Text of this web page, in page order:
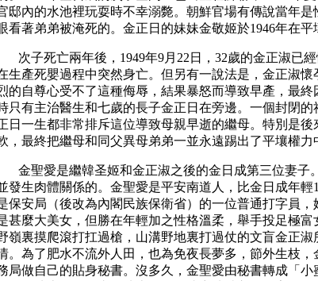
邸內的水池裡玩耍時不幸溺斃。朝鮮官場有傳說當年
看著弟弟被淹死的。金正日的妹妹金敬姬於1946年在平
次子死亡兩年後，1949年9月22日，32歲的金正淑已
生產死嬰過程中突然身亡。但另有一說法是，金正淑
的自尊心受不了這種侮辱，結果暴怒而導致早產，最
只有主治醫生和七歲的長子金正日在旁邊。一個封閉
日一生都非常排斥這位導致母親早逝的繼母。特別是
，最終把繼母和同父異母弟弟一並永遠踢出了平壤權力
金聖愛是繼韓圣姬和金正淑之後的金日成第三位妻子
發生肉體關係的。金聖愛是平安南道人，比金日成年
保安局（後改為內閣民族保衛省）的一位普通打字員
甚麼大美女，但勝在年輕加之性格溫柔，舉手投足極
嶺裏摸爬滾打扛過槍，山溝野地裏打過仗的文盲金正
。為了肥水不流外人田，也為免夜長夢多，節外生枝
局做自己的貼身秘書。沒多久，金聖愛由秘書轉成「小